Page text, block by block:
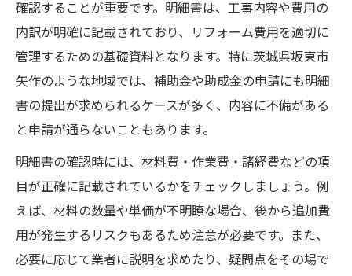
坂東市水道課の情報で見積もり内容を確認
事故や火災事例から学ぶ見積もりの比較方
法
見積もり明細書で雨漏り費用の内訳を把握
雨漏り修理で活用できる補助金の基礎知識
明細書で補助金対象項目を正しく確認
坂東市お知らせで補助金最新情報を入手
明細書の提出タイミングと必要書類の整理
確認することが重要です。明細書は、工事内容や費用の
内訳が明確に記載されており、リフォーム費用を適切に
管理するための基礎資料となります。特に茨城県坂東市
矢作のような地域では、補助金や助成金の申請にも明細
書の提出が求められるケースが多く、内容に不備がある
と申請が通らないこともあります。
明細書の確認時には、材料費・作業費・諸経費などの項
目が正確に記載されているかをチェックしましょう。例
えば、材料の数量や単価が不明瞭な場合、後から追加費
用が発生するリスクもあるため注意が必要です。また、
必要に応じて業者に説明を求めたり、疑問点をその場で